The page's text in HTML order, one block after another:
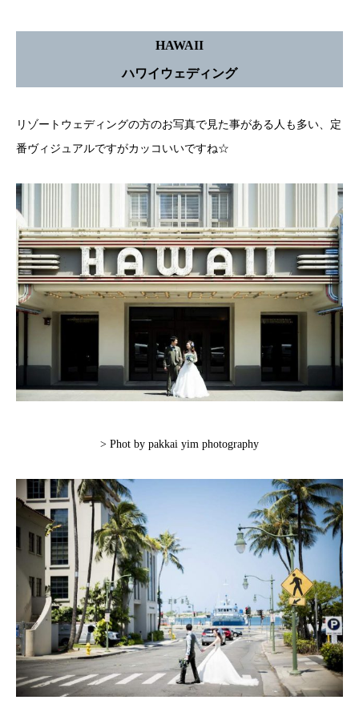
HAWAII
ハワイウェディング
リゾートウェディングの方のお写真で見た事がある人も多い、定
番ヴィジュアルですがカッコいいですね☆
> Phot by pakkai yim photography